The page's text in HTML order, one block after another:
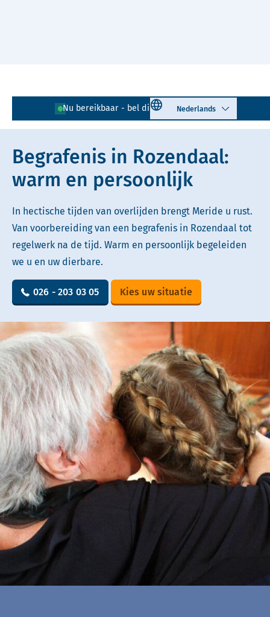
Nu bereikbaar - bel direct! 026 - 203 03 05
Select language
Lees voor Uitleg woorden
Simpele tekst
Begrafenis in Rozendaal:
warm en persoonlijk
In hectische tijden van overlijden brengt Meride u rust.
Van voorbereiding van een begrafenis in Rozendaal tot
regelwerk na de tijd. Warm en persoonlijk begeleiden
we u en uw dierbare.
026 - 203 03 05 Kies uw situatie